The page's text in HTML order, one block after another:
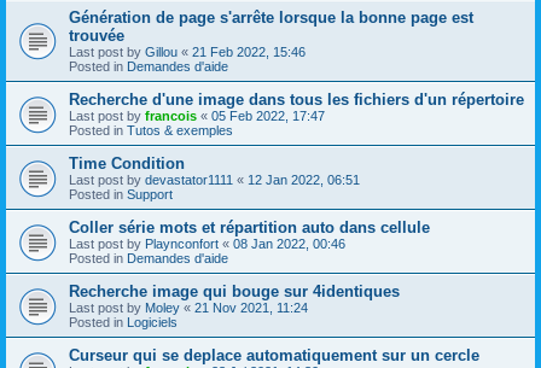
Génération de page s'arrête lorsque la bonne page est
trouvée
Last post by Gillou « 21 Feb 2022, 15:46
Posted in Demandes d'aide
Recherche d'une image dans tous les fichiers d'un répertoire
Last post by francois « 05 Feb 2022, 17:47
Posted in Tutos & exemples
Time Condition
Last post by devastator1111 « 12 Jan 2022, 06:51
Posted in Support
Coller série mots et répartition auto dans cellule
Last post by Playnconfort « 08 Jan 2022, 00:46
Posted in Demandes d'aide
Recherche image qui bouge sur 4identiques
Last post by Moley « 21 Nov 2021, 11:24
Posted in Logiciels
Curseur qui se deplace automatiquement sur un cercle